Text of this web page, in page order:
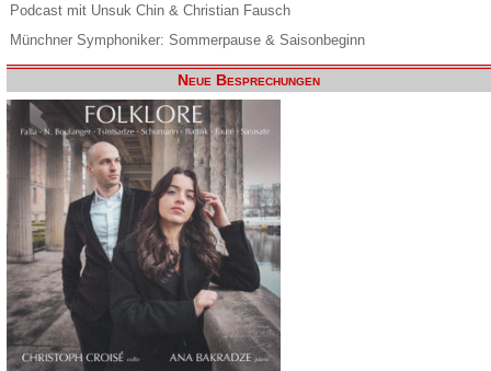
Podcast mit Unsuk Chin & Christian Fausch
Münchner Symphoniker: Sommerpause & Saisonbeginn
Neue Besprechungen